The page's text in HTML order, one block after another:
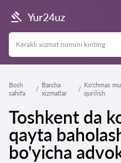
Yur24uz
Bosh
sahifa
Barcha
xizmatlar
Ko'chmas
qurilish
Toshkent da
qayta
bo'yicha